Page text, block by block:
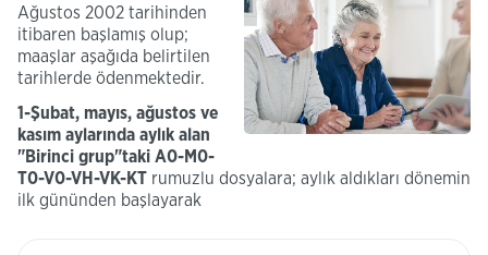
Ağustos 2002 tarihinden
itibaren başlamış olup;
maaşlar aşağıda belirtilen
tarihlerde ödenmektedir.
1-Şubat, mayıs, ağustos ve
kasım aylarında aylık alan
"Birinci grup"taki A0-M0-
T0-V0-VH-VK-KT rumuzlu dosyalara; aylık aldıkları dönemin
ilk gününden başlayarak